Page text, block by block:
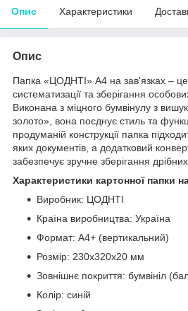
Опис Характеристики
Опис
Папка «ЦОДНТІ» А4 на зав'язках –
систематизації та зберігання
Виконана з міцного бумвінулу з
золото», вона поєднує стиль та
продуманій конструкції папка
яких документів, а додатковий
забезпечує зручне зберігання
Характеристики картонної папки
Виробник: ЦОДНТІ
Країна виробництва: Україна
Формат: А4+ (вертикальний)
Розмір: 230х320х20 мм
Зовнішнє покриття: бумвініл
Колір: синій